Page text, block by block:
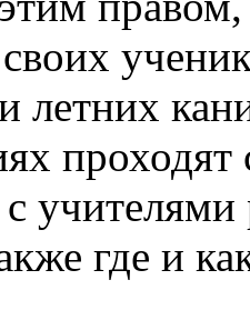
летних
с
где и